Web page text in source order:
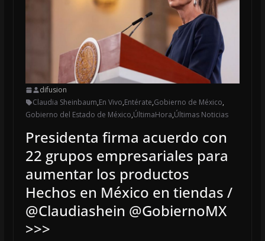
difusion
Claudia Sheinbaum,En Vivo,Entérate,Gobierno de México,
Gobierno del Estado de México,ÚltimaHora,Últimas Noticias
Presidenta firma acuerdo con
22 grupos empresariales para
aumentar los productos
Hechos en México en tiendas /
@Claudiashein @GobiernoMX
>>>